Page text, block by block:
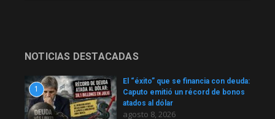
NOTICIAS DESTACADAS
1
El “éxito” que se financia con deuda:
Caputo emitió un récord de bonos
atados al dólar
agosto 8, 2026